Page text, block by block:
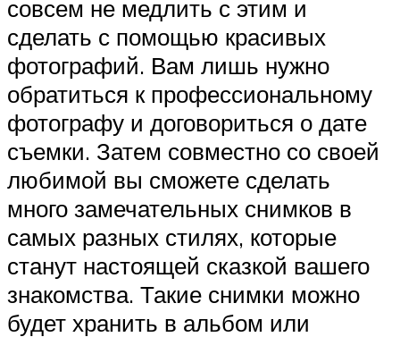
совсем не медлить с этим и
сделать с помощью красивых
фотографий. Вам лишь нужно
обратиться к профессиональному
фотографу и договориться о дате
съемки. Затем совместно со своей
любимой вы сможете сделать
много замечательных снимков в
самых разных стилях, которые
станут настоящей сказкой вашего
знакомства. Такие снимки можно
будет хранить в альбом или